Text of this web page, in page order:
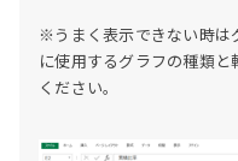
※うまく表示できない時は
に使用するグラフの種類
ください。